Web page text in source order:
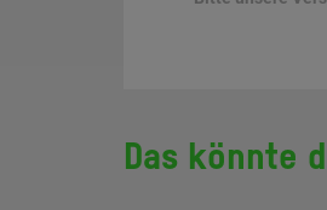
Das könnte